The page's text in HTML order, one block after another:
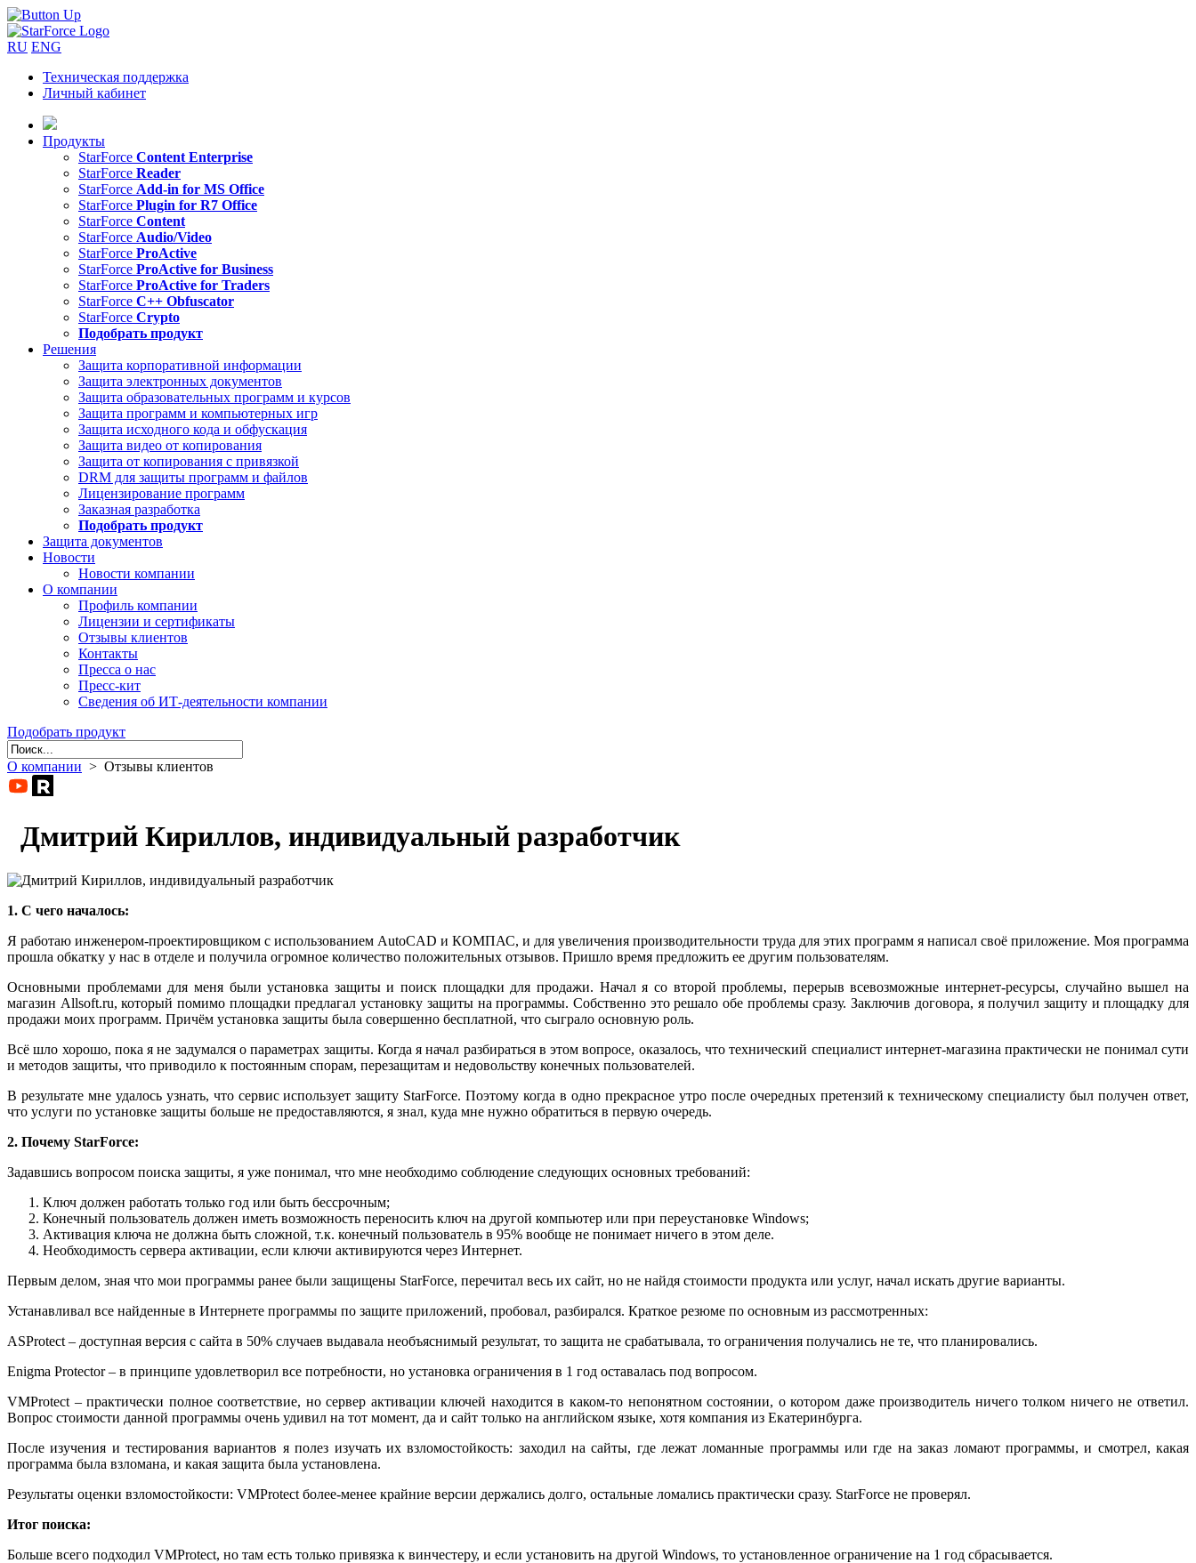
RU ENG
Техническая поддержка
Личный кабинет
Продукты
StarForce Content Enterprise
StarForce Reader
StarForce Add-in for MS Office
StarForce Plugin for R7 Office
StarForce Content
StarForce Audio/Video
StarForce ProActive
StarForce ProActive for Business
StarForce ProActive for Traders
StarForce C++ Obfuscator
StarForce Crypto
Подобрать продукт
Решения
Защита корпоративной информации
Защита электронных документов
Защита образовательных программ и курсов
Защита программ и компьютерных игр
Защита исходного кода и обфускация
Защита видео от копирования
Защита от копирования с привязкой
DRM для защиты программ и файлов
Лицензирование программ
Заказная разработка
Подобрать продукт
Защита документов
Новости
Новости компании
О компании
Профиль компании
Лицензии и сертификаты
Отзывы клиентов
Контакты
Пресса о нас
Пресс-кит
Сведения об ИТ-деятельности компании
Подобрать продукт
О компании > Отзывы клиентов
Дмитрий Кириллов, индивидуальный разработчик
1. С чего началось:
Я работаю инженером-проектировщиком с использованием AutoCAD и КОМПАС, и для увеличения производительности труда для этих программ я написал своё приложение. Моя программа
прошла обкатку у нас в отделе и получила огромное количество положительных отзывов. Пришло время предложить ее другим пользователям.
Основными проблемами для меня были установка защиты и поиск площадки для продажи. Начал я со второй проблемы, перерыв всевозможные интернет-ресурсы, случайно вышел на
магазин Allsoft.ru, который помимо площадки предлагал установку защиты на программы. Собственно это решало обе проблемы сразу. Заключив договора, я получил защиту и площадку для
продажи моих программ. Причём установка защиты была совершенно бесплатной, что сыграло основную роль.
Всё шло хорошо, пока я не задумался о параметрах защиты. Когда я начал разбираться в этом вопросе, оказалось, что технический специалист интернет-магазина практически не понимал сути
и методов защиты, что приводило к постоянным спорам, перезащитам и недовольству конечных пользователей.
В результате мне удалось узнать, что сервис использует защиту StarForce. Поэтому когда в одно прекрасное утро после очередных претензий к техническому специалисту был получен ответ,
что услуги по установке защиты больше не предоставляются, я знал, куда мне нужно обратиться в первую очередь.
2. Почему StarForce:
Задавшись вопросом поиска защиты, я уже понимал, что мне необходимо соблюдение следующих основных требований:
Ключ должен работать только год или быть бессрочным;
Конечный пользователь должен иметь возможность переносить ключ на другой компьютер или при переустановке Windows;
Активация ключа не должна быть сложной, т.к. конечный пользователь в 95% вообще не понимает ничего в этом деле.
Необходимость сервера активации, если ключи активируются через Интернет.
Первым делом, зная что мои программы ранее были защищены StarForce, перечитал весь их сайт, но не найдя стоимости продукта или услуг, начал искать другие варианты.
Устанавливал все найденные в Интернете программы по защите приложений, пробовал, разбирался. Краткое резюме по основным из рассмотренных:
ASProtect – доступная версия с сайта в 50% случаев выдавала необъяснимый результат, то защита не срабатывала, то ограничения получались не те, что планировались.
Enigma Protector – в принципе удовлетворил все потребности, но установка ограничения в 1 год оставалась под вопросом.
VMProtect – практически полное соответствие, но сервер активации ключей находится в каком-то непонятном состоянии, о котором даже производитель ничего толком ничего не ответил.
Вопрос стоимости данной программы очень удивил на тот момент, да и сайт только на английском языке, хотя компания из Екатеринбурга.
После изучения и тестирования вариантов я полез изучать их взломостойкость: заходил на сайты, где лежат ломанные программы или где на заказ ломают программы, и смотрел, какая
программа была взломана, и какая защита была установлена.
Результаты оценки взломостойкости: VMProtect более-менее крайние версии держались долго, остальные ломались практически сразу. StarForce не проверял.
Итог поиска:
Больше всего подходил VMProtect, но там есть только привязка к винчестеру, и если установить на другой Windows, то установленное ограничение на 1 год сбрасывается.